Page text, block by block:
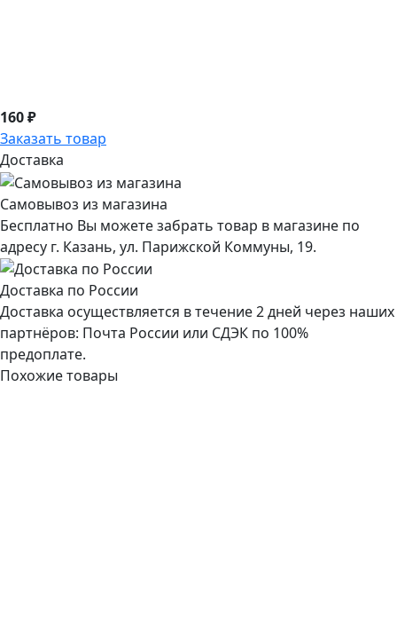
160 ₽
Заказать товар
Доставка
Самовывоз из магазина
Бесплатно Вы можете забрать товар в магазине по
адресу г. Казань, ул. Парижской Коммуны, 19.
Доставка по России
Доставка осуществляется в течение 2 дней через наших
партнёров: Почта России или СДЭК по 100%
предоплате.
Похожие товары